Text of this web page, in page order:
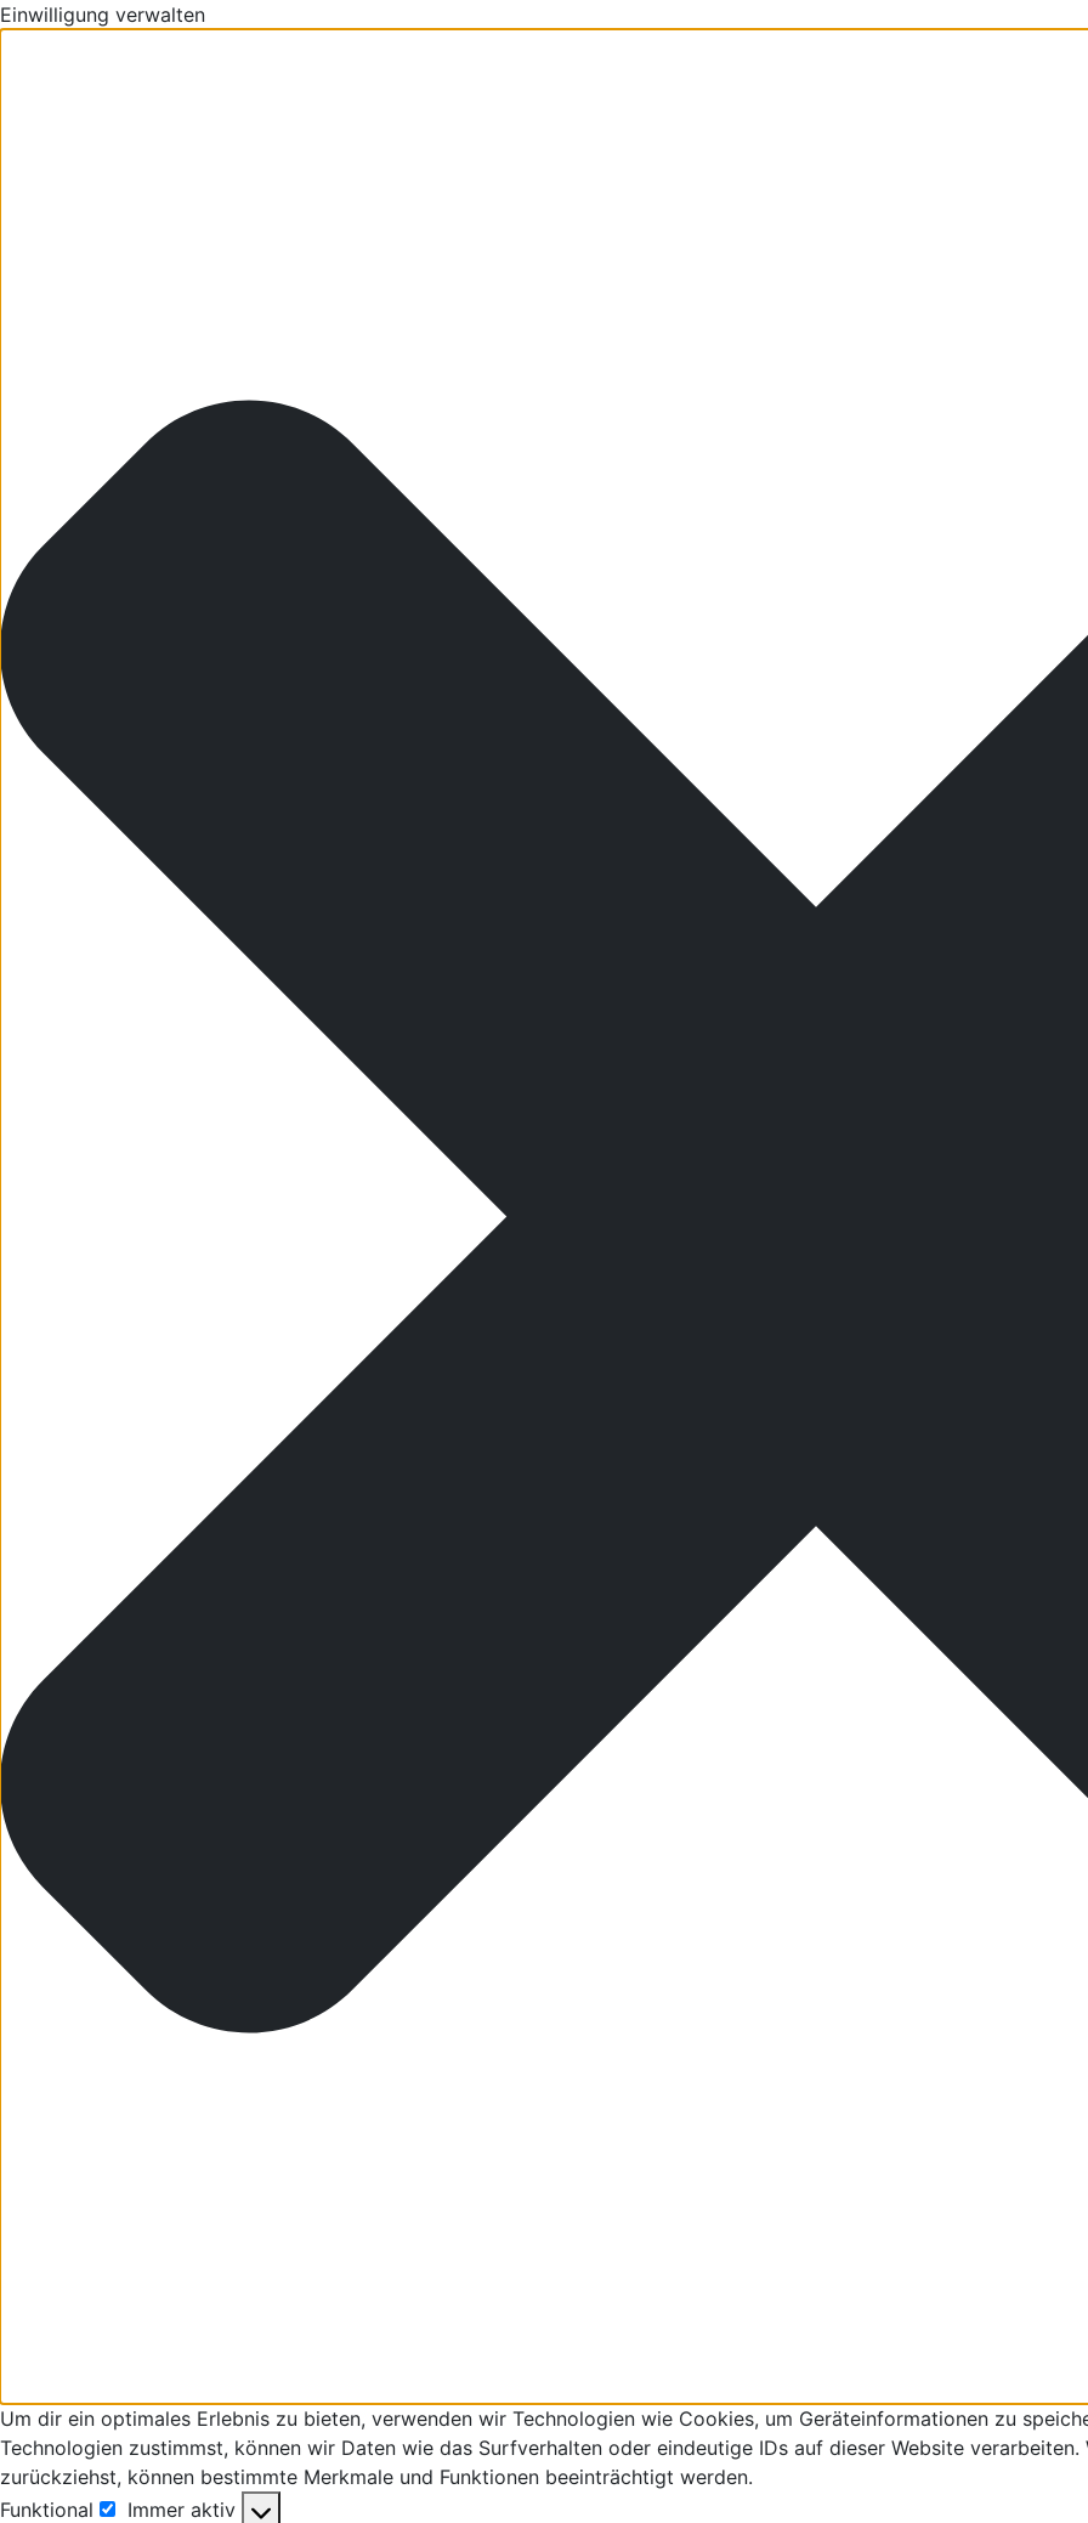
Einwilligung verwalten
Um dir ein optimales Erlebnis zu bieten, verwenden wir Technologien wie Cookies, um Geräteinformationen zu
Technologien zustimmst, können wir Daten wie das Surfverhalten oder eindeutige IDs auf dieser Website
zurückziehst, können bestimmte Merkmale und Funktionen beeinträchtigt werden.
Funktional
Immer aktiv